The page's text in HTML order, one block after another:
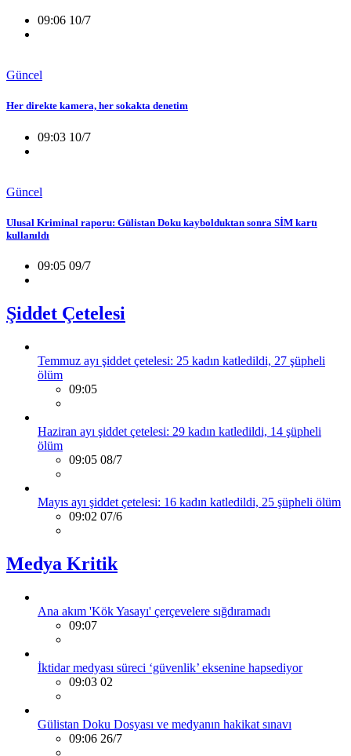
09:06 10/7
Güncel
Her direkte kamera, her sokakta denetim
09:03 10/7
Güncel
Ulusal Kriminal raporu: Gülistan Doku kaybolduktan sonra SİM kartı
kullanıldı
09:05 09/7
Şiddet Çetelesi
Temmuz ayı şiddet çetelesi: 25 kadın katledildi, 27 şüpheli
ölüm
09:05
Haziran ayı şiddet çetelesi: 29 kadın katledildi, 14 şüpheli
ölüm
09:05 08/7
Mayıs ayı şiddet çetelesi: 16 kadın katledildi, 25 şüpheli ölüm
09:02 07/6
Medya Kritik
Ana akım 'Kök Yasayı' çerçevelere sığdıramadı
09:07
İktidar medyası süreci ‘güvenlik’ eksenine hapsediyor
09:03 02
Gülistan Doku Dosyası ve medyanın hakikat sınavı
09:06 26/7